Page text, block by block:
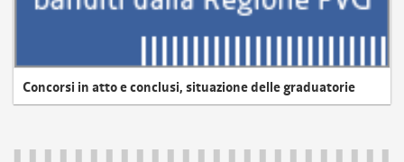
Concorsi in atto e conclusi, situazione delle graduatorie